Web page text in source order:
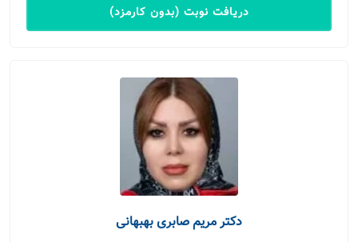
دریافت نوبت (بدون کارمزد)
دکتر مریم صابری بهبهانی